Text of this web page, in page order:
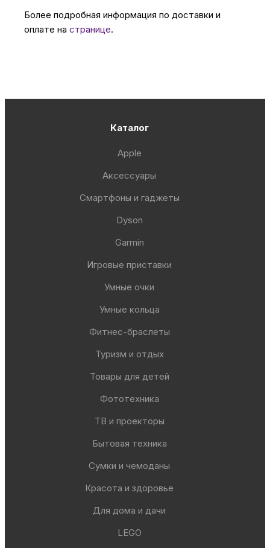
Более подробная информация по доставки и
оплате на странице.
Каталог
Apple
Аксессуары
Смартфоны и гаджеты
Dyson
Garmin
Игровые приставки
Умные очки
Умные кольца
Фитнес-браслеты
Туризм и отдых
Товары для детей
Фототехника
ТВ и проекторы
Бытовая техника
Сумки и чемоданы
Красота и здоровье
Для дома и дачи
LEGO